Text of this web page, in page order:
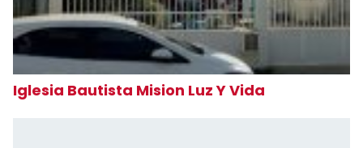
Iglesia Bautista Mision Luz Y Vida